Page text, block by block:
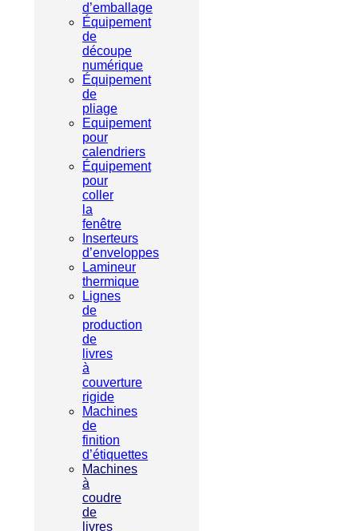
d’emballage
Équipement
de
découpe
numérique
Équipement
de
pliage
Equipement
pour
calendriers
Équipement
pour
coller
la
fenêtre
Inserteurs
d’enveloppes
Lamineur
thermique
Lignes
de
production
de
livres
à
couverture
rigide
Machines
de
finition
d’étiquettes
Machines
à
coudre
de
livres